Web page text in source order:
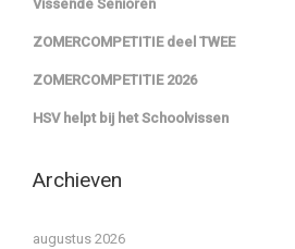
Vissende Senioren
ZOMERCOMPETITIE deel TWEE
ZOMERCOMPETITIE 2026
HSV helpt bij het Schoolvissen
Archieven
augustus 2026